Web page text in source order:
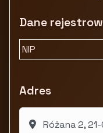
Dane
NIP
Adres
Różana 2,